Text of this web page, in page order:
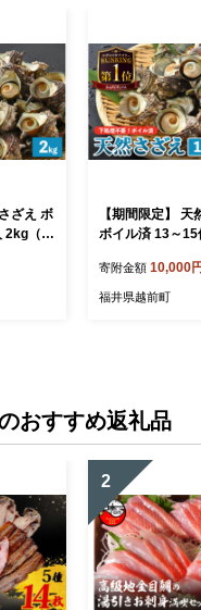
ざえ ボ
2kg（5
サザエ
バー
【期間限定】 天
ボイル済 13～
お届け！【越前
ザエ 冷凍 小分け
寄附金額 10,000
福井県越前町
おすすめ返礼品
2